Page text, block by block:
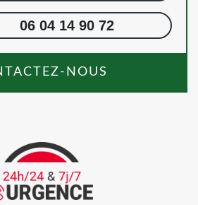
06 04 14 90 72
NOUS